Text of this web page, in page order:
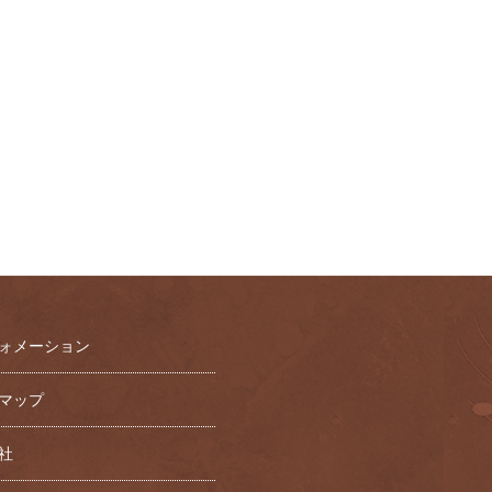
メーション
ップ